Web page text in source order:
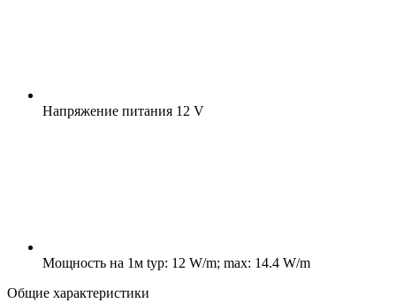
Напряжение питания 12 V
Мощность на 1м typ: 12 W/m; max: 14.4 W/m
Общие характеристики